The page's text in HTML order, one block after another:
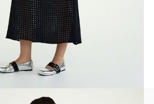
Możesz zadać pytanie, klikając przycisk